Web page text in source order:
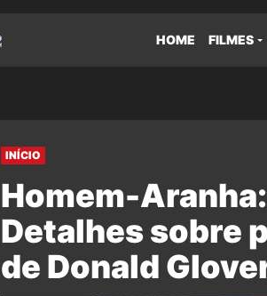
HOME FILMES
INÍCIO
Homem-Aranha:
Detalhes sobre
de Donald